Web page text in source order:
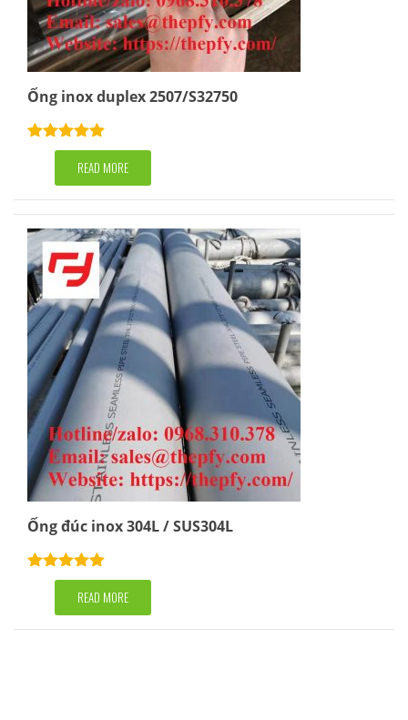
Ống inox duplex 2507/S32750
Rated5.00
out of 5READ MORE
Ống đúc inox 304L / SUS304L
Rated5.00
out of 5READ MORE